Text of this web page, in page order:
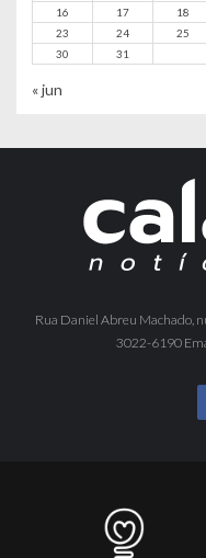
16
17 18
23
24 25
30
31
« jun
Rua Daniel Abreu Machado,
3022-6190